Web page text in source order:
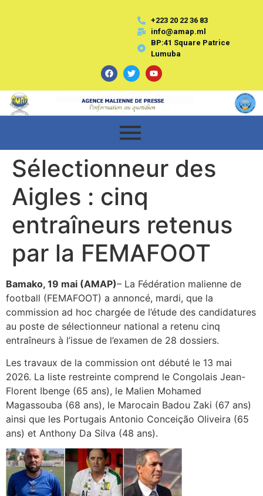
+223 20 22 36 83
info@amap.ml
BP:41 Square Patrice
Lumuba
Sélectionneur des
Aigles : cinq
entraîneurs retenus
par la FEMAFOOT
Bamako, 19 mai (AMAP)– La Fédération malienne de
football (FEMAFOOT) a annoncé, mardi, que la
commission ad hoc chargée de l’étude des candidatures
au poste de sélectionneur national a retenu cinq
entraîneurs à l’issue de l’examen de 28 dossiers.
Les travaux de la commission ont débuté le 13 mai
2026. La liste restreinte comprend le Congolais Jean-
Florent Ibenge (65 ans), le Malien Mohamed
Magassouba (68 ans), le Marocain Badou Zaki (67 ans)
ainsi que les Portugais Antonio Conceição Oliveira (65
ans) et Anthony Da Silva (48 ans).